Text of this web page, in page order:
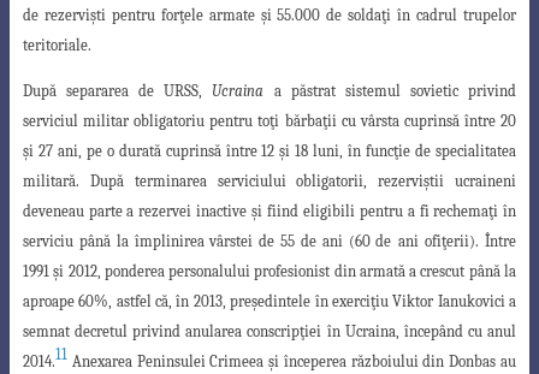
de rezervişti pentru forţele armate şi 55.000 de soldaţi în cadrul trupelor
teritoriale.
După separarea de URSS, Ucraina a păstrat sistemul sovietic privind
serviciulmilitar obligatoriu pentru toţi bărbaţii cu vârsta cuprinsă între 20
şi 27 ani, pe o durată cuprinsă între 12şi 18 luni, în funcţie de specialitatea
militară. După terminarea serviciului obligatorii, rezerviştii ucraineni
deveneau parte a rezervei inactive şi fiind eligibili pentru a fi rechemaţi în
serviciu până la împlinirea vârstei de 55 de ani (60 de ani ofiţerii). Între
1991şi 2012, ponderea personalului profesionist din armată a crescut până la
aproape 60%, astfel că, în 2013, preşedintele în exerciţiu Viktor Ianukovici a
semnat decretul privind anularea conscripţiei în Ucraina, începând cu anul
2014.11Anexarea Peninsulei Crimeeaşi începerea războiului din Donbas au